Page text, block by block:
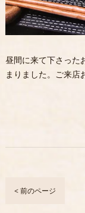
昼間に来て下さった
まりました。ご来店
< 前のページ